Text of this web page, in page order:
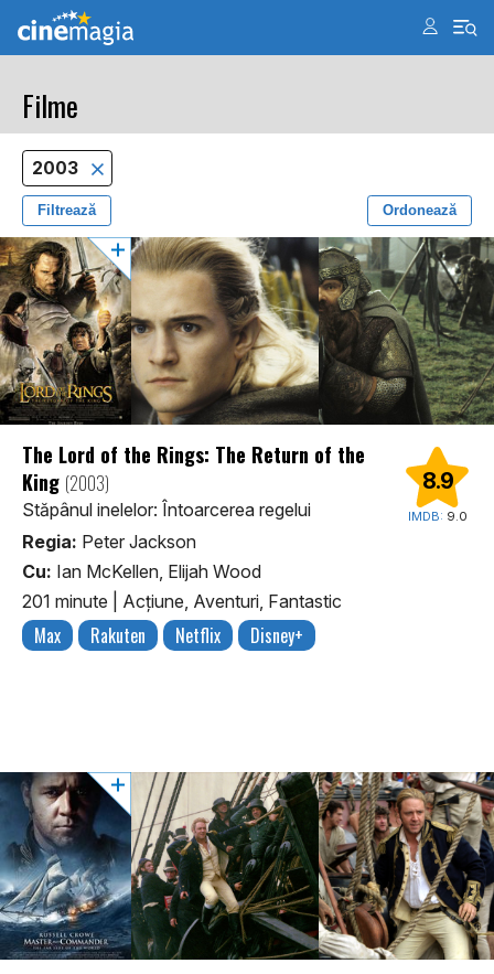
Filme
2003
Filtrează Ordonează
8.9
IMDB: 9.0
The Lord of the Rings: The Return of the
King (2003)
Stăpânul inelelor: Întoarcerea regelui
Regia: Peter Jackson
Cu: Ian McKellen, Elijah Wood
201 minute
Acţiune, Aventuri, Fantastic
Max Rakuten Netflix Disney+